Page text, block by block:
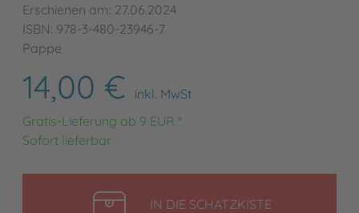
Erschienen am: 27.06.2024
ISBN: 978-3-480-23946-7
Pappe
14,00 €
inkl. MwSt
Gratis-Lieferung ab 9 EUR *
Sofort lieferbar
IN DIE SCHATZKISTELEGEN